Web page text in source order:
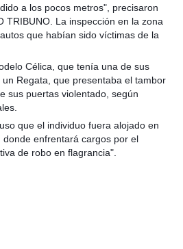
a los pocos metros", precisaron
TRIBUNO. La inspección en la zona
que habían sido víctimas de la
Célica, que tenía una de sus
Regata, que presentaba el tambor
sus puertas violentado, según
que el individuo fuera alojado en
donde enfrentará cargos por el
de robo en flagrancia".